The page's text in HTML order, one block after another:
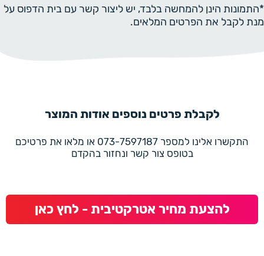
*התמונות הינן להמחשה בלבד, יש ליצור קשר עם בית הדפוס על
מנת לקבל את הפרטים המלאים.
לקבלת פרטים נוספים אודות המוצר
התקשרו אלינו למספר 073-7597187 או מלאו את פרטיכם
בטופס צור קשר ונחזור בהקדם
להצעת מחיר אטרקטיבית - לחץ כאן